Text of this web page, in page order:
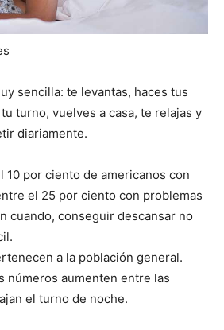
sencilla: te levantas, haces tus
turno, vuelves a casa, te relajas y
diariamente.
10 por ciento de americanos con
el 25 por ciento con problemas
cuando, conseguir descansar no
a la población general.
números aumenten entre las
el turno de noche.